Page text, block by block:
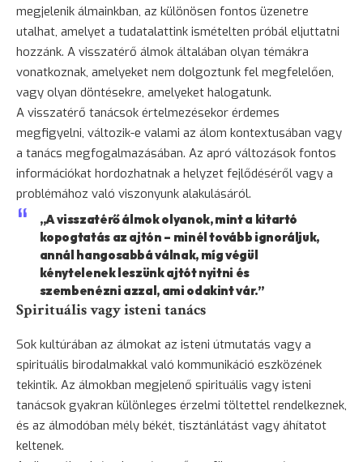
megjelenik álmainkban, az különösen fontos üzenetre
utalhat, amelyet a tudatalattink ismételten próbál eljuttatni
hozzánk. A visszatérő álmok általában olyan témákra
vonatkoznak, amelyeket nem dolgoztunk fel megfelelően,
vagy olyan döntésekre, amelyeket halogatunk.
A visszatérő tanácsok értelmezésekor érdemes
megfigyelni, változik-e valami az álom kontextusában vagy
a tanács megfogalmazásában. Az apró változások fontos
információkat hordozhatnak a helyzet fejlődéséről vagy a
problémához való viszonyunk alakulásáról.
„A visszatérő álmok olyanok, mint a kitartó
kopogtatás az ajtón – minél tovább ignoráljuk,
annál hangosabbá válnak, míg végül
kénytelenek leszünk ajtót nyitni és
szembenézni azzal, ami odakint vár.”
Spirituális vagy isteni tanács
Sok kultúrában az álmokat az isteni útmutatás vagy a
spirituális birodalmakkal való kommunikáció eszközének
tekintik. Az álmokban megjelenő spirituális vagy isteni
tanácsok gyakran különleges érzelmi töltettel rendelkeznek,
és az álmodóban mély békét, tisztánlátást vagy áhítatot
keltenek.